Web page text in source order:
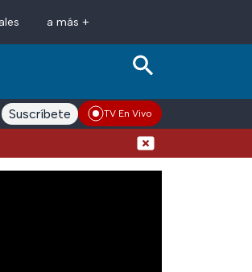
a más +
Conductores Voces adn Noticias
Suscríbete TV En Vivo
Detienen al